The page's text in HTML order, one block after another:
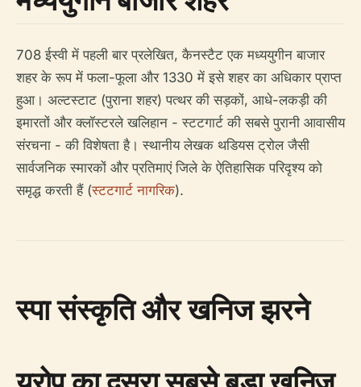
708 ईस्वी में पहली बार प्रलेखित, कैनस्टैट एक मध्ययुगीन बाजार
शहर के रूप में फला-फूला और 1330 में इसे शहर का अधिकार प्राप्त
हुआ। अल्टस्टाट (पुराना शहर) पत्थर की सड़कों, आधे-लकड़ी की
इमारतों और क्लॉस्टरले खलिहान - स्टटगार्ट की सबसे पुरानी आवासीय
संरचना - की विशेषता है। स्थानीय लेखक थडियस ट्रोल जैसी
सार्वजनिक स्मारकों और प्रतिमाएं जिले के ऐतिहासिक परिदृश्य को
समृद्ध करती हैं (स्टटगार्ट नागरिक).
स्पा संस्कृति और खनिज झरने